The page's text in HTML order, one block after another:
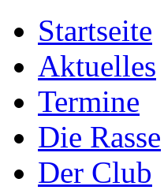
Startseite
Aktuelles
Termine
Die Rasse
Der Club